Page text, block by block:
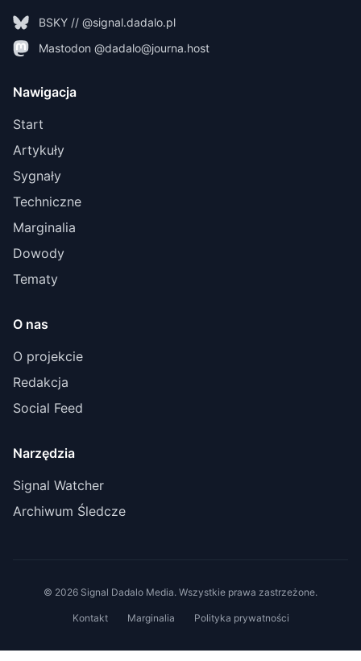
BSKY // @signal.dadalo.pl
Mastodon @dadalo@journa.host
Nawigacja
Start
Artykuły
Sygnały
Techniczne
Marginalia
Dowody
Tematy
O nas
O projekcie
Redakcja
Social Feed
Narzędzia
Signal Watcher
Archiwum Śledcze
© 2026 Signal Dadalo Media. Wszystkie prawa zastrzeżone.
Kontakt Marginalia Polityka prywatności